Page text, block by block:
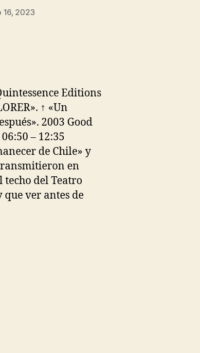
16, 2023
Editions
↑ «Un
2003 Good
– 12:35
de Chile» y
en
techo del Teatro
que ver antes de